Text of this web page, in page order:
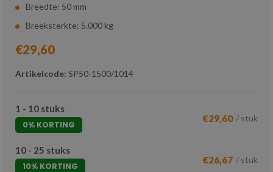
Breedte: 50 mm
Breeksterkte: 5.000 kg
€29,60
Artikelcode: SP50-1500/1014
1 - 10 stuks
0% KORTING
€29,60 / stuk
10 - 25 stuks
10% KORTING
€26,67 / stuk